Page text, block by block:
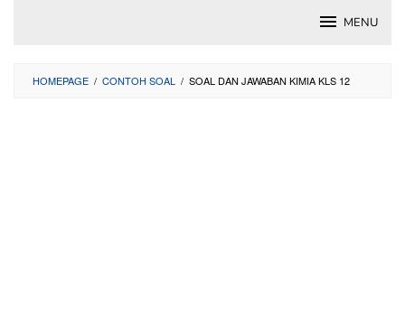
MENU
HOMEPAGE / CONTOH SOAL / SOAL DAN JAWABAN KIMIA KLS 12